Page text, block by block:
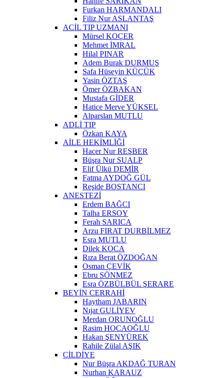
Furkan HARMANDALI
Filiz Nur ASLANTAŞ
ACİL TIP UZMANI
Mürsel KOÇER
Mehmet İMRAL
Hilal PINAR
Adem Burak DURMUŞ
Safa Hüseyin KÜÇÜK
Yasin ÖZTAŞ
Ömer ÖZBAKAN
Mustafa GİDER
Hatice Merve YÜKSEL
Alparslan MUTLU
ADLİ TIP
Özkan KAYA
AİLE HEKİMLİĞİ
Hacer Nur REŞBER
Büşra Nur SUALP
Elif Ülkü DEMİR
Fatma AYDOĞ GÜL
Reşide BOSTANCI
ANESTEZİ
Erdem BAĞCI
Talha ERSOY
Ferah SARICA
Arzu FIRAT DURBİLMEZ
Esra MUTLU
Dilek KOCA
Rıza Berat ÖZDOĞAN
Osman ÇEVİK
Ebru SÖNMEZ
Esra ÖZBÜLBÜL ŞERARE
BEYİN CERRAHİ
Haytham JABARIN
Nıjat GULİYEV
Merdan ORUNOĞLU
Rasim HOCAOĞLU
Hakan ŞENYÜREK
Rahile Zülal AŞIK
CİLDİYE
Nur Büşra AKDAĞ TURAN
Nurhan KARAUZ